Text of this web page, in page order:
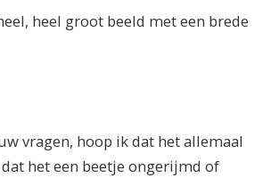
heel groot beeld met een brede
vragen, hoop ik dat het allemaal
het een beetje ongerijmd of